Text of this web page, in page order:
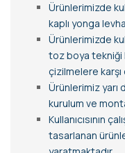
Ürünlerimizde
kaplı yonga
Ürünlerimizde
toz boya tekniği
çizilmelere
Ürünlerimiz
kurulum ve
Kullanıcısının
tasarlanan